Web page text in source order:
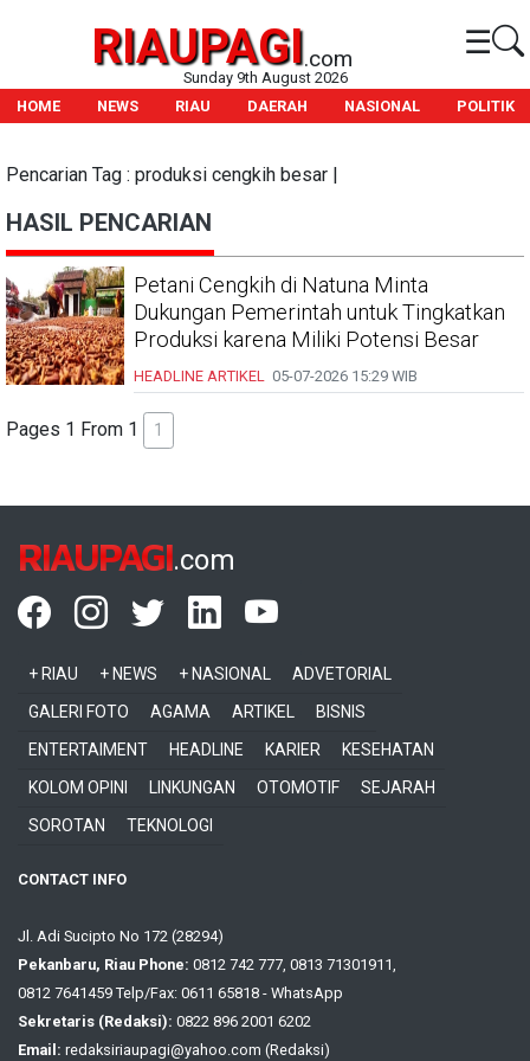
RIAUPAGI.com ☰
Sunday 9th August 2026
HOME
NEWS RIAU DAERAH NASIONAL POLITIK
Pencarian Tag : produksi cengkih besar |
HASIL PENCARIAN
Petani Cengkih di Natuna Minta
Dukungan Pemerintah untuk Tingkatkan
Produksi karena Miliki Potensi Besar
HEADLINE ARTIKEL 05-07-2026 15:29 WIB
Pages 1 From 1 1
RIAUPAGI.com
+ RIAU + NEWS + NASIONAL
ADVETORIAL
GALERI FOTO
AGAMA ARTIKEL
BISNIS
ENTERTAIMENT
HEADLINE KARIER
KESEHATAN
KOLOM OPINI
LINKUNGAN OTOMOTIF
SEJARAH
SOROTAN
TEKNOLOGI
CONTACT INFO
Jl. Adi Sucipto No 172 (28294)
Pekanbaru, Riau Phone: 0812 742 777, 0813 71301911,
0812 7641459 Telp/Fax: 0611 65818 - WhatsApp
Sekretaris (Redaksi): 0822 896 2001 6202
Email: redaksiriaupagi@yahoo.com (Redaksi)